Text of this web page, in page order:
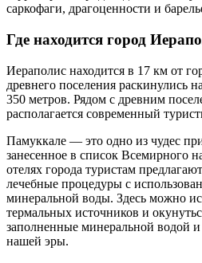
саркофаги, драгоценности и
Где находится город
Иераполис находится в 17 км от
древнего поселения раскинулись
350 метров. Рядом с древним
располагается современный
Памуккале — это одно из чудес
занесенное в список
отелях города туристам
лечебные процедуры с
минеральной воды. Здесь можно
термальных источников и
заполненные минеральной водой
нашей эры.